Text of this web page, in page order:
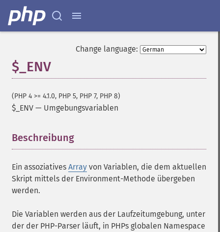
Change language:
$_ENV
(PHP 4 >= 4.1.0, PHP 5, PHP 7, PHP 8)
$_ENV — Umgebungsvariablen
Beschreibung
Ein assoziatives Array von Variablen, die dem aktuellen
Skript mittels der Environment-Methode übergeben
werden.
Die Variablen werden aus der Laufzeitumgebung, unter
der der PHP-Parser läuft, in PHPs globalen Namespace